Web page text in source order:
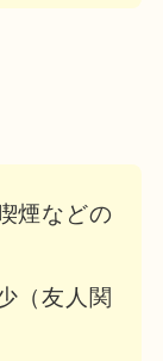
煙などの
（友人関